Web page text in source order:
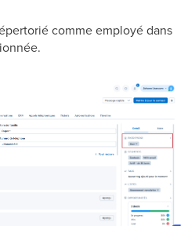
comme employé dans